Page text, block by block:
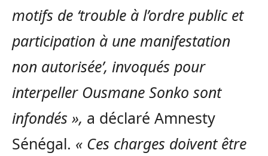
motifs de ‘trouble à l’ordre public et
participation à une manifestation
non autorisée’, invoqués pour
interpeller Ousmane Sonko sont
infondés », a déclaré Amnesty
Sénégal. « Ces charges doivent être